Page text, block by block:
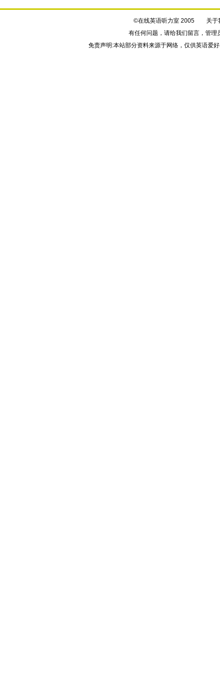
©在线英语听力室 2005 关于
有任何问题，请给我们留言，管理
免责声明:本站部分资料来源于网络，仅供英语爱